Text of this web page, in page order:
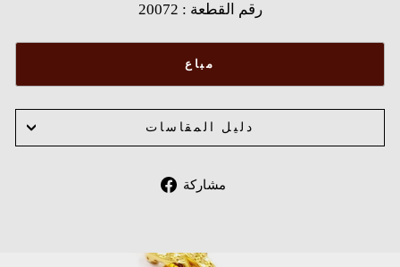
20072 : رقم القطعة
مباع
دليل المقاسات
مشاركة